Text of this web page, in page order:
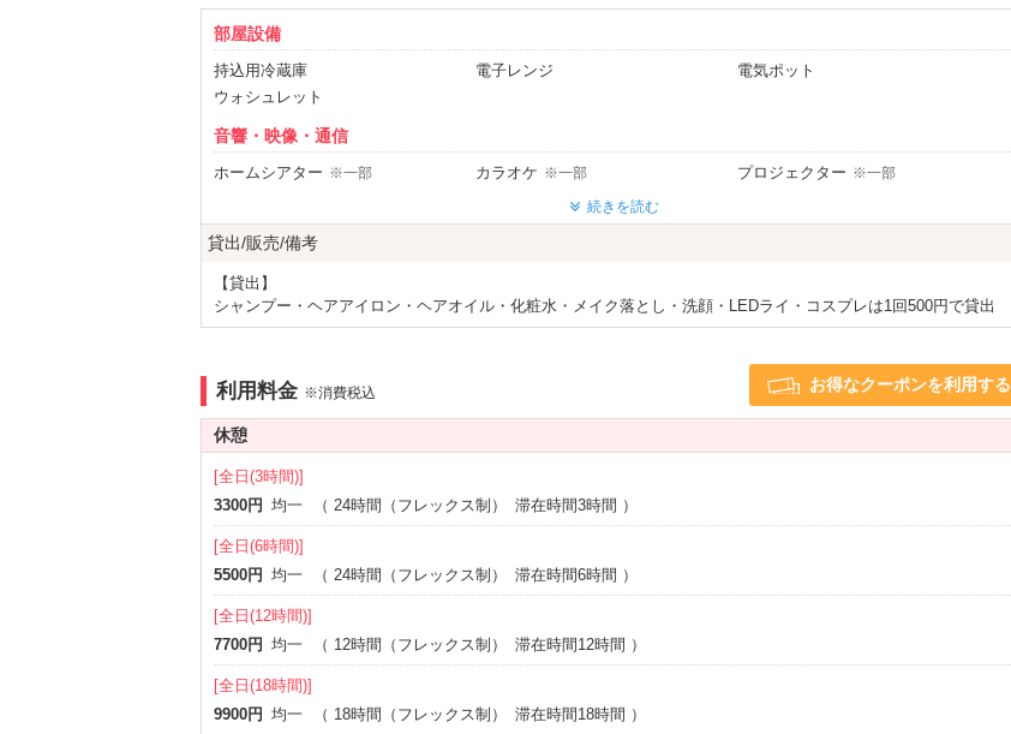
部屋設備
持込用冷蔵庫 電子レンジ
電気ポット
ウォシュレット
音響・映像・通信
ホームシアター ※一部 カラオケ ※一部 プロジェクター ※一部
Android充電器
DVDプレーヤー
クロームキャスト
セレクトシャンプー ヘアアイロン
電気マッサージ器
コスプレ ※一部 バスローブ
SMルーム ※一部
3名以上利用可
1名利用可
サービス
ルームサービス 女子会
その他
ワンガレージ
続きを読む
貸出/販売/備考
【貸出】
シャンプー・ヘアアイロン・ヘアオイル・化粧水・メイク落とし・洗顔・LEDライ・コスプレは1回500円で貸出
利用料金 ※消費税込 お得なクーポンを利用する
休憩
[全日(3時間)]
3300円 均一 （ 24時間（フレックス制） 滞在時間3時間 ）
[全日(6時間)]
5500円 均一 （ 24時間（フレックス制） 滞在時間6時間 ）
[全日(12時間)]
7700円 均一 （ 12時間（フレックス制） 滞在時間12時間 ）
[全日(18時間)]
9900円 均一 （ 18時間（フレックス制） 滞在時間18時間 ）